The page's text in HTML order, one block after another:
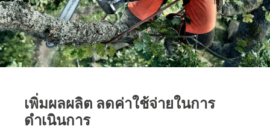
เพิ่มผลผลิต ลดค่าใช้จ่ายในการ
ดำเนินการ